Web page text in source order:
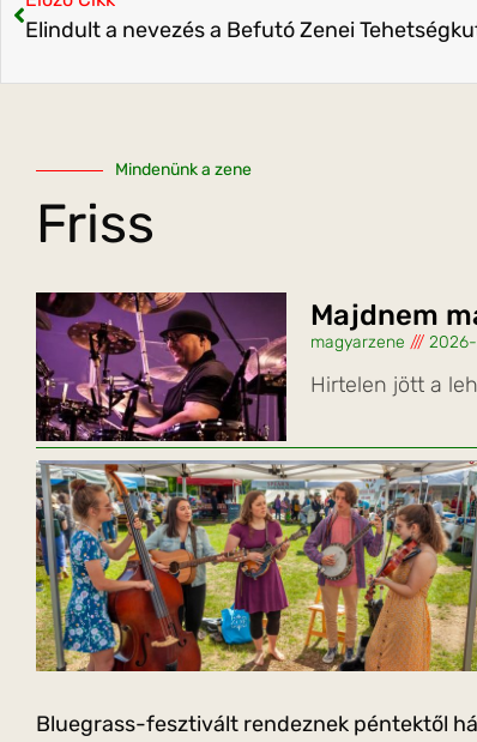
Elindult a nevezés a Befutó Zenei
Mindenünk a zene
Friss
Majdnem
magyarzene
Hirtelen jött a
Bluegrass-fesztivált rendeznek péntektől